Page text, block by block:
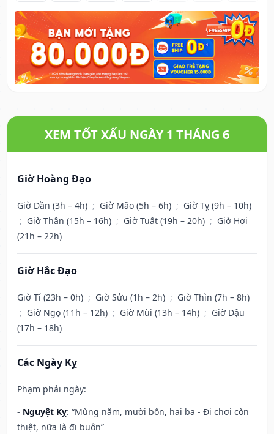
XEM TỐT XẤU NGÀY 1 THÁNG 6
Giờ Hoàng Đạo
Giờ Dần (3h – 4h) ; Giờ Mão (5h – 6h) ; Giờ Tỵ (9h – 10h)
; Giờ Thân (15h – 16h) ; Giờ Tuất (19h – 20h) ; Giờ Hợi
(21h – 22h)
Giờ Hắc Đạo
Giờ Tí (23h – 0h) ; Giờ Sửu (1h – 2h) ; Giờ Thìn (7h – 8h)
; Giờ Ngọ (11h – 12h) ; Giờ Mùi (13h – 14h) ; Giờ Dậu
(17h – 18h)
Các Ngày Kỵ
Phạm phải ngày:
- Nguyệt Kỵ: “Mùng năm, mười bốn, hai ba - Đi chơi còn
thiệt, nữa là đi buôn”